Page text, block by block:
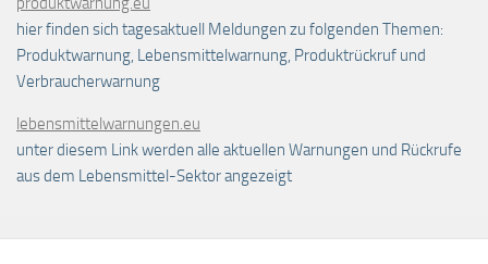
hier finden sich tagesaktuell Meldungen zu folgenden Themen:
Produktwarnung, Lebensmittelwarnung, Produktrückruf und
Verbraucherwarnung
lebensmittelwarnungen.eu
unter diesem Link werden alle aktuellen Warnungen und Rückrufe
aus dem Lebensmittel-Sektor angezeigt